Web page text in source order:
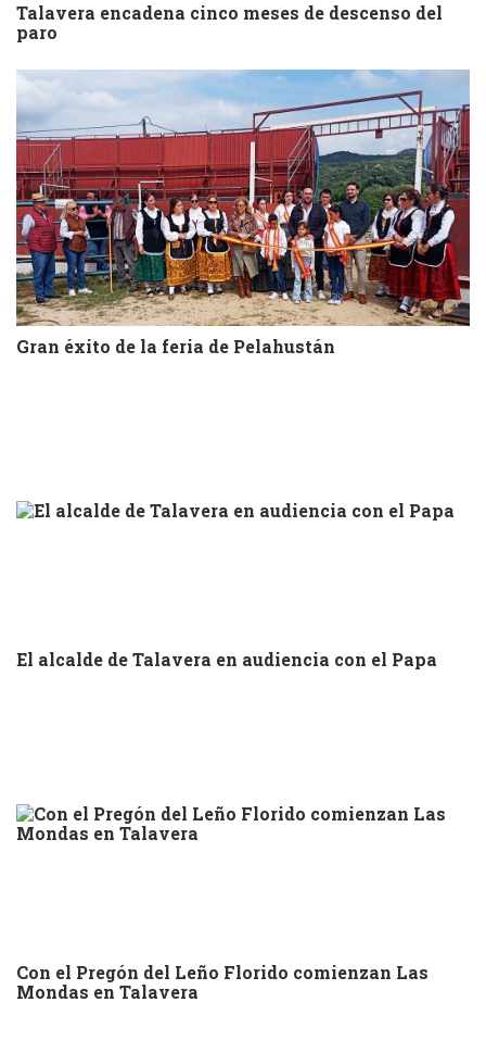
Talavera encadena cinco meses de descenso del
paro
Gran éxito de la feria de Pelahustán
El alcalde de Talavera en audiencia con el Papa
Con el Pregón del Leño Florido comienzan Las
Mondas en Talavera